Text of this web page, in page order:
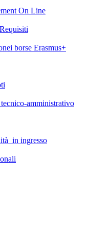
On Line
borse Erasmus+
amministrativo
in ingresso